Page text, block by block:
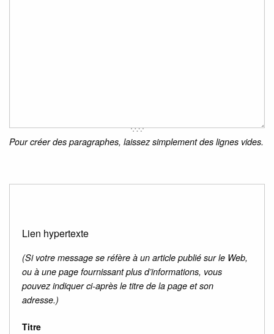
Pour créer des paragraphes, laissez simplement des lignes vides.
Lien hypertexte
(Si votre message se réfère à un article publié sur le Web,
ou à une page fournissant plus d’informations, vous
pouvez indiquer ci-après le titre de la page et son
adresse.)
Titre